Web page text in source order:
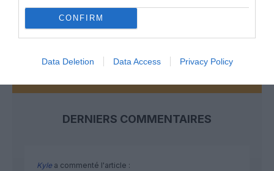
CONFIRM
Data Deletion Data Access Privacy Policy
DERNIERS COMMENTAIRES
Kylea commenté l'article :